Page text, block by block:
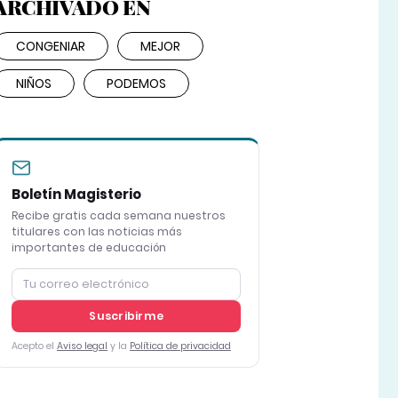
EN
CONGENIAR MEJOR
NIÑOS PODEMOS
Boletín Magisterio
Recibe gratis cada semana nuestros
titulares con las noticias más
importantes de educación
Suscribirme
Acepto el Aviso legal y la Política de privacidad